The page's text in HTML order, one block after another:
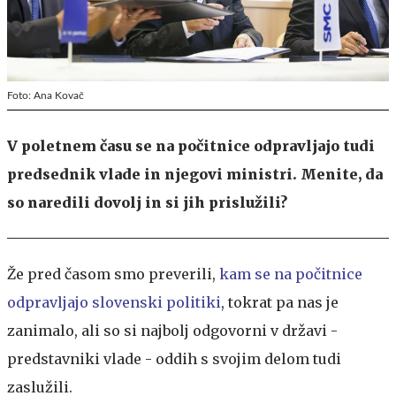
Foto: Ana Kovač
V poletnem času se na počitnice odpravljajo tudi
predsednik vlade in njegovi ministri. Menite, da
so naredili dovolj in si jih prislužili?
Že pred časom smo preverili, kam se na počitnice
odpravljajo slovenski politiki, tokrat pa nas je
zanimalo, ali so si najbolj odgovorni v državi -
predstavniki vlade - oddih s svojim delom tudi
zaslužili.